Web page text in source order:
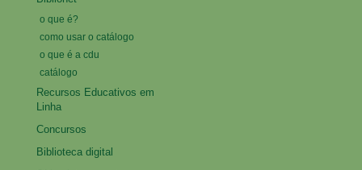
o que é?
como usar o catálogo
o que é a cdu
catálogo
Recursos Educativos em
Linha
Concursos
Biblioteca digital